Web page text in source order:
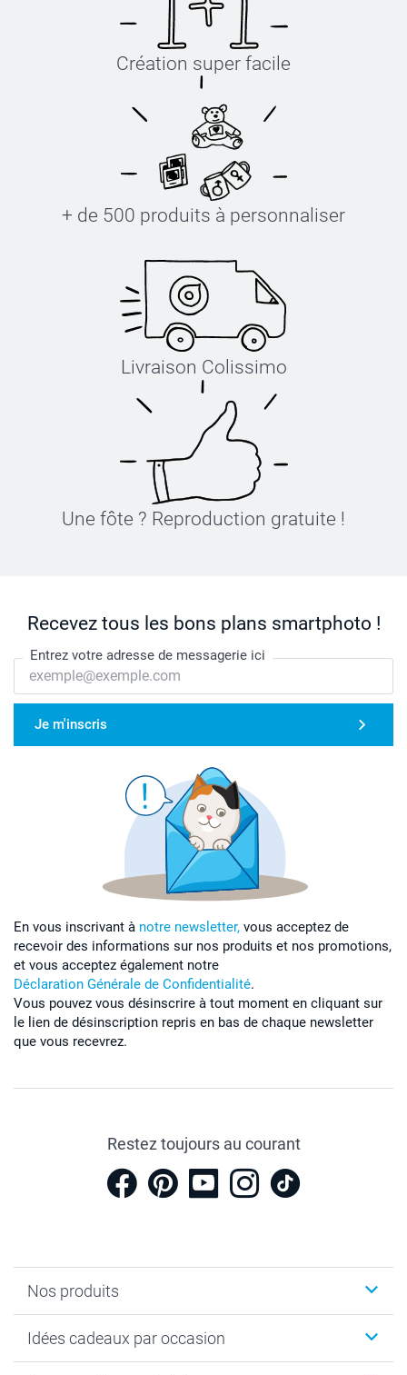
Création super facile
+ de 500 produits à personnaliser
Livraison Colissimo
Une fôte ? Reproduction gratuite !
Recevez tous les bons plans smartphoto !
Entrez votre adresse de messagerie ici
Je m'inscris
En vous inscrivant à notre newsletter, vous acceptez de
recevoir des informations sur nos produits et nos promotions,
et vous acceptez également notre
Déclaration Générale de Confidentialité.
Vous pouvez vous désinscrire à tout moment en cliquant sur
le lien de désinscription repris en bas de chaque newsletter
que vous recevrez.
Restez toujours au courant
Nos produits
Calendrier photo & Agenda photo
Idées cadeaux par occasion